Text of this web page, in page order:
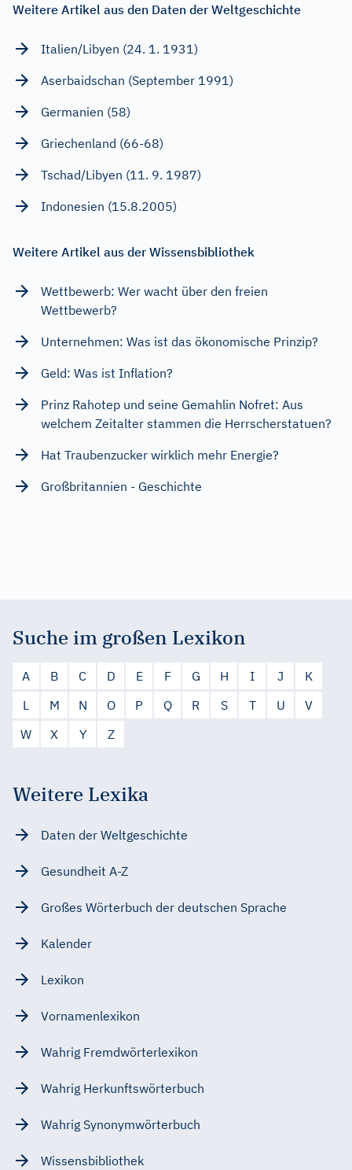
Weitere Artikel aus den Daten der Weltgeschichte
Italien/Libyen (24. 1. 1931)
Aserbaidschan (September 1991)
Germanien (58)
Griechenland (66-68)
Tschad/Libyen (11. 9. 1987)
Indonesien (15.8.2005)
Weitere Artikel aus der Wissensbibliothek
Wettbewerb: Wer wacht über den freien
Wettbewerb?
Unternehmen: Was ist das ökonomische Prinzip?
Geld: Was ist Inflation?
Prinz Rahotep und seine Gemahlin Nofret: Aus
welchem Zeitalter stammen die Herrscherstatuen?
Hat Traubenzucker wirklich mehr Energie?
Großbritannien - Geschichte
Suche im großen Lexikon
A B C D E F G H I J
K
L
M N O P Q R S T U
V
W
X Y Z
Weitere Lexika
Daten der Weltgeschichte
Gesundheit A-Z
Großes Wörterbuch der deutschen Sprache
Kalender
Lexikon
Vornamenlexikon
Wahrig Fremdwörterlexikon
Wahrig Herkunftswörterbuch
Wahrig Synonymwörterbuch
Wissensbibliothek